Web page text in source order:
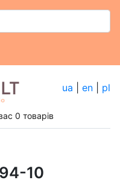
ua en pl
0 товарів
10